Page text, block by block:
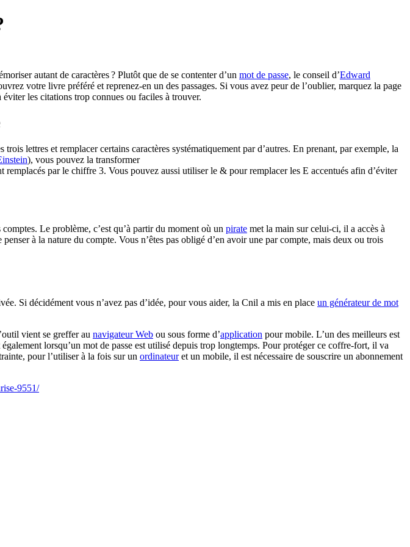
autant de caractères ? Plutôt que de se contenter d’un mot de passe, le conseil d’Edward
votre livre préféré et reprenez-en un des passages. Si vous avez peur de l’oublier, marquez la page
les citations trop connues ou faciles à trouver.
lettres et remplacer certains caractères systématiquement par d’autres. En prenant, par exemple, la
), vous pouvez la transformer
remplacés par le chiffre 3. Vous pouvez aussi utiliser le & pour remplacer les E accentués afin d’éviter
Le problème, c’est qu’à partir du moment où un pirate met la main sur celui-ci, il a accès à
à la nature du compte. Vous n’êtes pas obligé d’en avoir une par compte, mais deux ou trois
Si décidément vous n’avez pas d’idée, pour vous aider, la Cnil a mis en place un générateur de mot
vient se greffer au navigateur Web ou sous forme d’application pour mobile. L’un des meilleurs est
lorsqu’un mot de passe est utilisé depuis trop longtemps. Pour protéger ce coffre-fort, il va
pour l’utiliser à la fois sur un ordinateuret un mobile, il est nécessaire de souscrire un abonnement
9551/